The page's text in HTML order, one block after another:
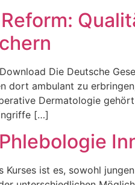
Die Deutsche
dort ambulant zu
Dermatologie
[…]
Kurses ist es, sowohl